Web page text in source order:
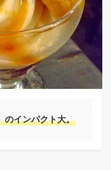
のインパクト大。